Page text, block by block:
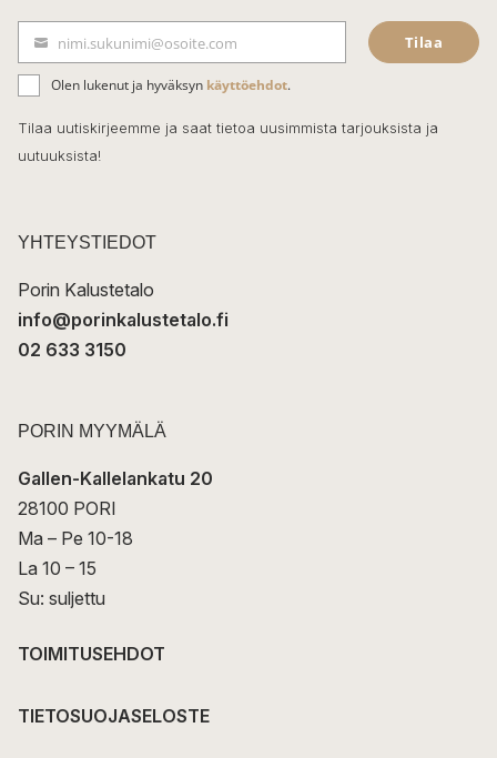
e
b
o
o
k
ä
h
k
t
nimi.sukunimi@osoite.com Tilaa
Olen lukenut ja hyväksyn käyttöehdot.
Tilaa uutiskirjeemme ja saat tietoa uusimmista tarjouksista ja
uutuuksista!
YHTEYSTIEDOT
Porin Kalustetalo
info@porinkalustetalo.fi
02 633 3150
PORIN MYYMÄLÄ
Gallen-Kallelankatu 20
28100 PORI
Ma – Pe 10-18
La 10 – 15
Su: suljettu
TOIMITUSEHDOT
TIETOSUOJASELOSTE